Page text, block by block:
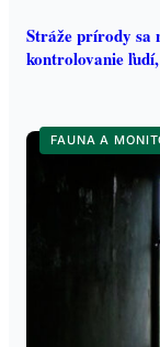
Stráže prírody sa
kontrolovanie
FAUNA A